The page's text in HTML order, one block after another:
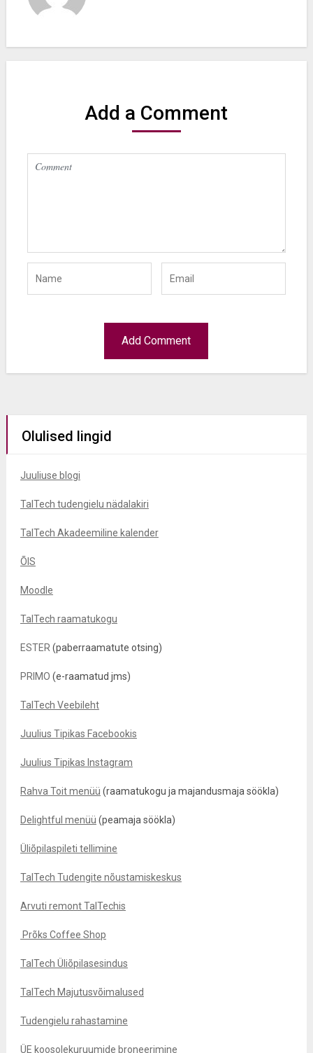
Add a Comment
Olulised lingid
Juuliuse blogi
TalTech tudengielu nädalakiri
TalTech Akadeemiline kalender
ÕIS
Moodle
TalTech raamatukogu
ESTER (paberraamatute otsing)
PRIMO (e-raamatud jms)
TalTech Veebileht
Juulius Tipikas Facebookis
Juulius Tipikas Instagram
Rahva Toit menüü (raamatukogu ja majandusmaja söökla)
Delightful menüü (peamaja söökla)
Üliõpilaspileti tellimine
TalTech Tudengite nõustamiskeskus
Arvuti remont TalTechis
Prõks Coffee Shop
TalTech Üliõpilasesindus
TalTech Majutusvõimalused
Tudengielu rahastamine
ÜE koosolekuruumide broneerimine